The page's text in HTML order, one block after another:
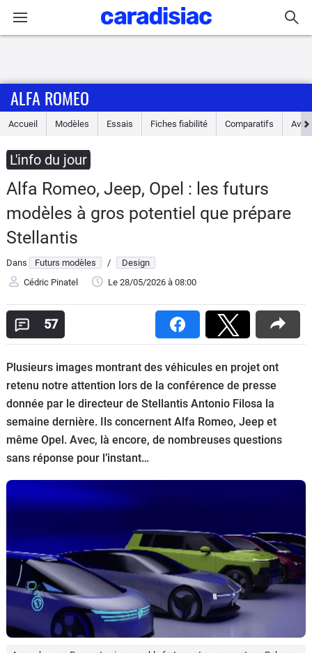
Accueil
Essais
Guide
d'achat
Electriques
Flottes
Auto
Services
Forum
Moto
ALFA ROMEO
Accueil Modèles Essais Fiches fiabilité Comparatifs Avis
L'info du jour
Alfa Romeo, Jeep, Opel : les futurs
modèles à gros potentiel que prépare
Stellantis
Dans Futurs modèles /
Design
Cédric Pinatel
Le 28/05/2026 à 08:00
57
Plusieurs images montrant des véhicules en projet ont
retenu notre attention lors de la conférence de presse
donnée par le directeur de Stellantis Antonio Filosa la
semaine dernière. Ils concernent Alfa Romeo, Jeep et
même Opel. Avec, là encore, de nombreuses questions
sans réponse pour l’instant…